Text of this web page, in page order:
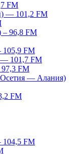
FM
— 101,2 FM
– 96,8 FM
105,9 FM
— 101,7 FM
FM
Осетия — Алания)
FM
FM